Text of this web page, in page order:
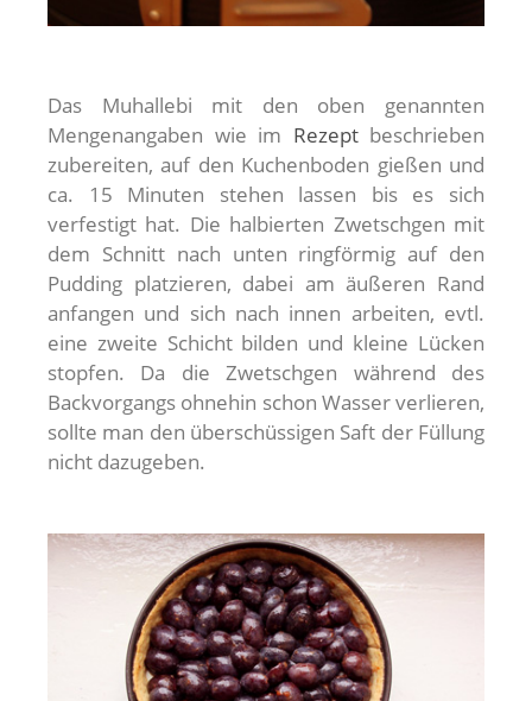
Das Muhallebi mit den oben genannten
Mengenangaben wie im Rezeptbeschrieben
zubereiten, auf den Kuchenboden gießen und
ca. 15 Minuten stehen lassen bis es sich
verfestigt hat. Die halbierten Zwetschgen mit
dem Schnitt nach unten ringförmig auf den
Pudding platzieren, dabei am äußeren Rand
anfangen und sich nach innen arbeiten, evtl.
eine zweite Schicht bilden und kleine Lücken
stopfen. Da die Zwetschgen während des
Backvorgangs ohnehin schon Wasser verlieren,
sollte man den überschüssigen Saft der Füllung
nicht dazugeben.